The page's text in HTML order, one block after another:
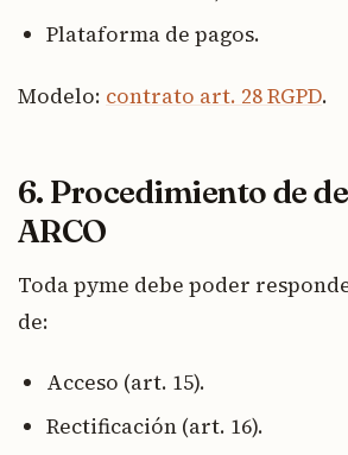
Plataforma de pagos.
Modelo: contrato art. 28 RGPD.
6. Procedimiento de
ARCO
Toda pyme debe poder
de:
Acceso (art. 15).
Rectificación (art. 16).